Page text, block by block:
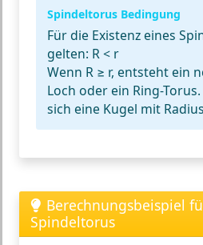
Spindeltorus Bedingung
Für die Existenz eines
gelten: R < r
Wenn R ≥ r, entsteht ein
Loch oder ein Ring-
sich eine Kugel mit
Berechnungsbeispiel
Spindeltorus